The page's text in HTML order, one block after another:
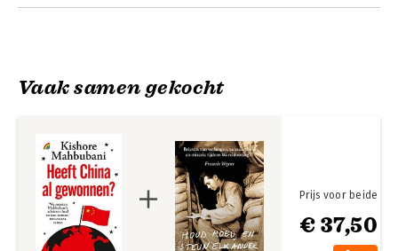
Vaak samen gekocht
€ 37,50
Prijs voor beide